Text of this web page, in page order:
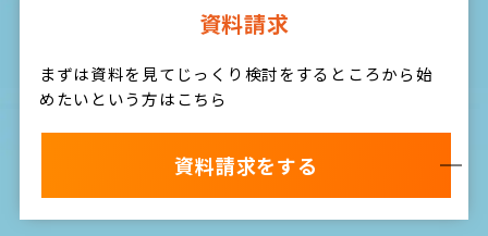
資料請求
まずは資料を見てじっくり検討をするところから始
めたいという方はこちら
資料請求をする